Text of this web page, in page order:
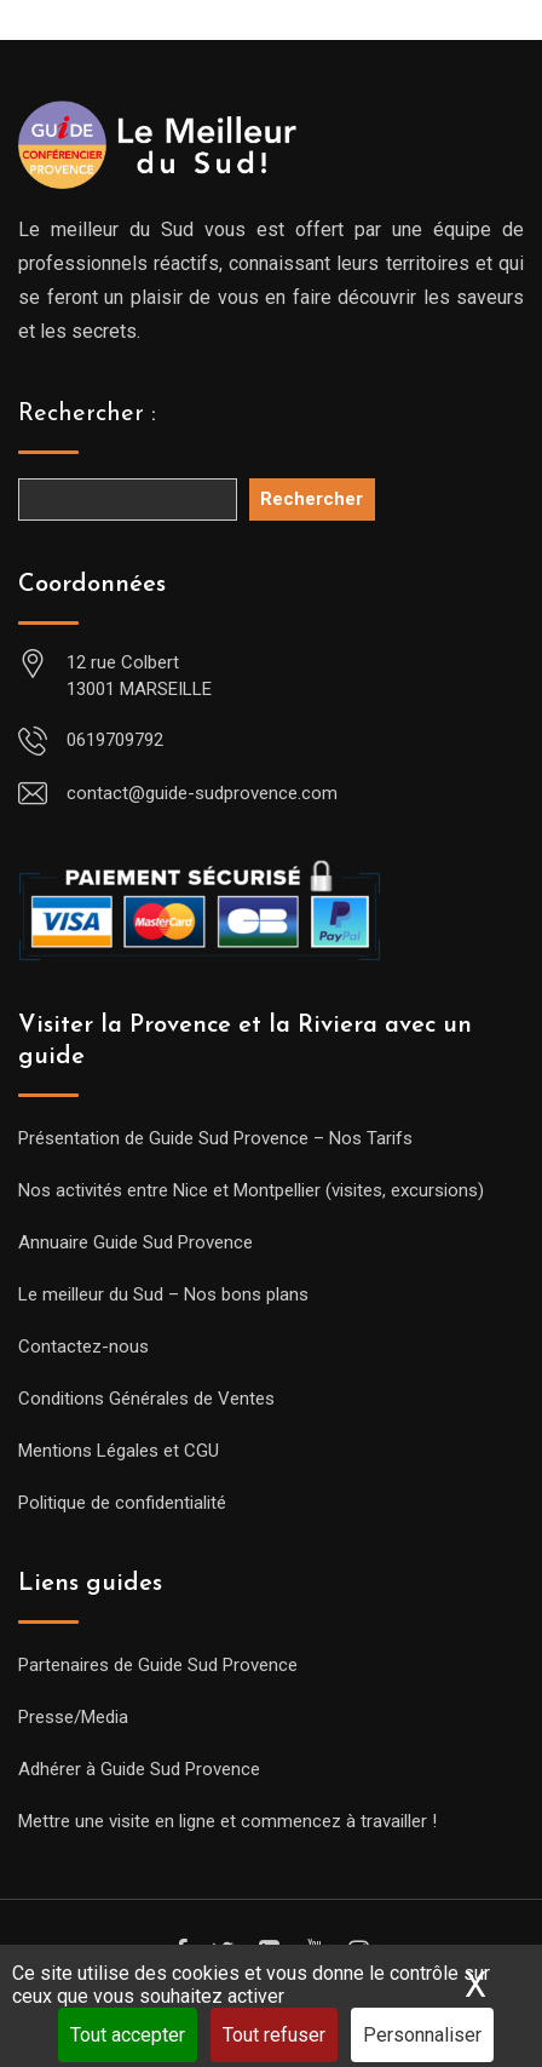
Ce site utilise des cookies et vous donne le contrôle sur
ceux que vous souhaitez activer
Tout accepter
Tout refuser Personnaliser
X
Le meilleur du Sud vous est offert par une équipe de
professionnels réactifs, connaissant leurs territoires et qui
se feront un plaisir de vous en faire découvrir les saveurs
et les secrets.
Rechercher :
Rechercher
Coordonnées
12 rue Colbert
13001 MARSEILLE
0619709792
contact@guide-sudprovence.com
Visiter la Provence et la Riviera avec un
guide
Présentation de Guide Sud Provence – Nos Tarifs
Nos activités entre Nice et Montpellier (visites, excursions)
Annuaire Guide Sud Provence
Le meilleur du Sud – Nos bons plans
Contactez-nous
Conditions Générales de Ventes
Mentions Légales et CGU
Politique de confidentialité
Liens guides
Partenaires de Guide Sud Provence
Presse/Media
Adhérer à Guide Sud Provence
Mettre une visite en ligne et commencez à travailler !
Copyright Guides 2021. Tous droits réservés.
Développement
web sur mesurepar iSoluce